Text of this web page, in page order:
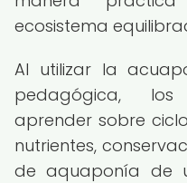
ecosistema
Al utilizar la
pedagógica, los
aprender sobre
nutrientes,
de aquaponía de